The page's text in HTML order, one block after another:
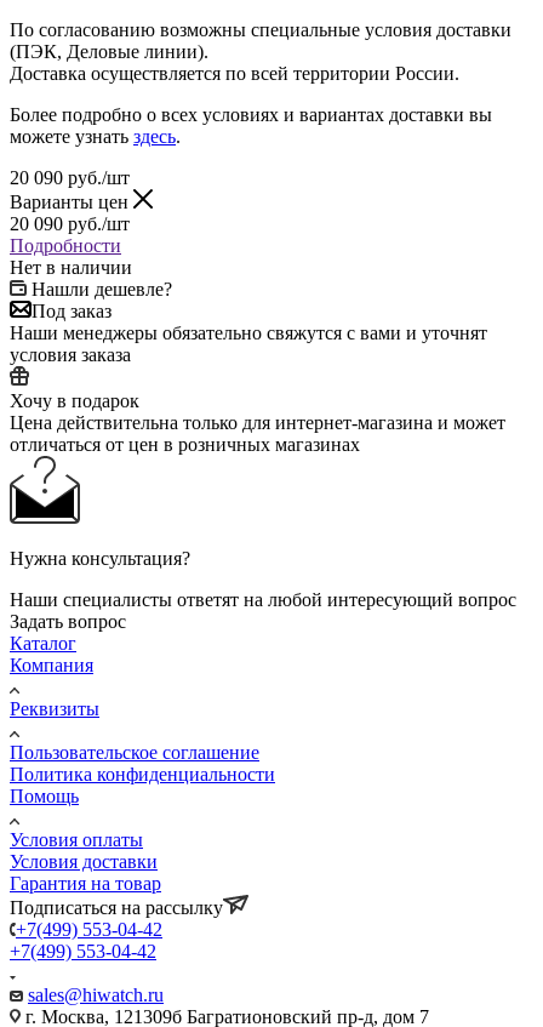
По согласованию возможны специальные условия доставки
(ПЭК, Деловые линии).
Доставка осуществляется по всей территории России.
Более подробно о всех условиях и вариантах доставки вы
можете узнать здесь.
20 090 руб./шт
Варианты цен
20 090 руб./шт
Подробности
Нет в наличии
Нашли дешевле?
Под заказ
Наши менеджеры обязательно свяжутся с вами и уточнят
условия заказа
Хочу в подарок
Цена действительна только для интернет-магазина и может
отличаться от цен в розничных магазинах
Нужна консультация?
Наши специалисты ответят на любой интересующий вопрос
Задать вопрос
Каталог
Компания
Реквизиты
Пользовательское соглашение
Политика конфиденциальности
Помощь
Условия оплаты
Условия доставки
Гарантия на товар
Подписаться на рассылку
+7(499) 553-04-42
+7(499) 553-04-42
sales@hiwatch.ru
г. Москва, 121309б Багратионовский пр-д, дом 7